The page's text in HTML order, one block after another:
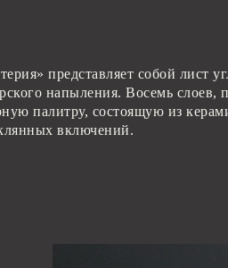
представляет собой лист
напыления. Восемь
палитру, состоящую из
включений.